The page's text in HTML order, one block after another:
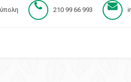
210 99 66 993